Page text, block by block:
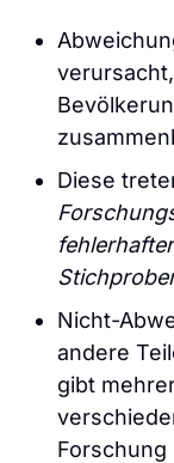
Diese
Nicht-
andere
gibt
Forschung